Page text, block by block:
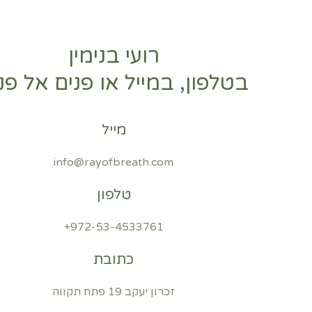
רועי בנימין
בטלפון, במייל או פנים אל
מייל
info@rayofbreath.com
טלפון
972-53-4533761+
כתובת
זכרון יעקב 19 פתח תקווה